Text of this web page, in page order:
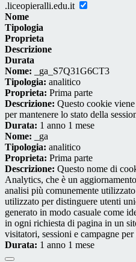
.liceopieralli.edu.it
Nome
Tipologia
Proprieta
Descrizione
Durata
Nome: _ga_S7Q31G6CT3
Tipologia: analitico
Proprieta: Prima parte
Descrizione: Questo cookie
per mantenere lo stato della
Durata: 1 anno 1 mese
Nome: _ga
Tipologia: analitico
Proprieta: Prima parte
Descrizione: Questo nome di
Analytics, che è un
analisi più comunemente
utilizzato per distinguere utenti
generato in modo casuale come
in ogni richiesta di pagina in un
visitatori, sessioni e campagne
Durata: 1 anno 1 mese